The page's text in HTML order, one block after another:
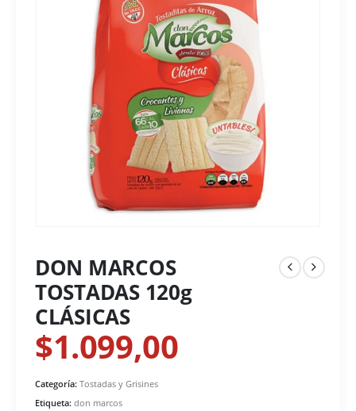
DON MARCOS
TOSTADAS 120g
CLÁSICAS
$1.099,00
Categoría: Tostadas y Grisines
Etiqueta: don marcos